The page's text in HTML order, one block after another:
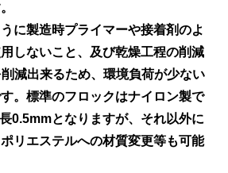
に製造時プライマーや接着剤のよ
しないこと、及び乾燥工程の削減
減出来るため、環境負荷が少ない
。標準のフロックはナイロン製で
0.5mmとなりますが、それ以外に
リエステルへの材質変更等も可能